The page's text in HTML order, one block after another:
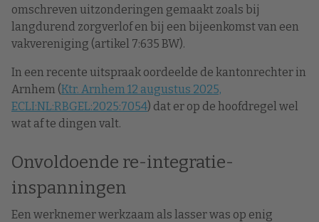
omschreven uitzonderingen gemaakt zoals bij
langdurend zorgverlof en bij een bijeenkomst van een
vakvereniging (artikel 7:635 BW).
In een recente uitspraak oordeelde de kantonrechter in
Arnhem (Ktr. Arnhem 12 augustus 2025,
ECLI:NL:RBGEL:2025:7054) dat er op de hoofdregel wel
wat af te dingen valt.
Onvoldoende re-integratie-
inspanningen
Een werknemer werkzaam als lasser was op enig